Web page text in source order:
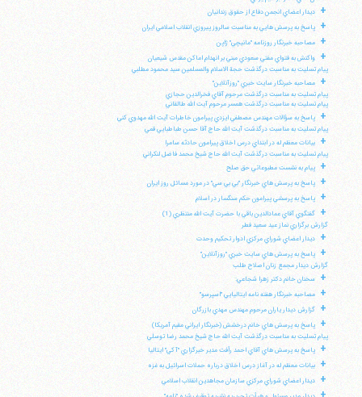
+ ديدار اعضاي انجمن دفاع از حقوق زندانيان
+ پاسخ به پرسش هايي به مناسبت سالروز پيروزي انقلاب اسلامي ايران
+ مصاحبه خبرنگار روزنامه "مانيچي" ژاپن
+
واكنش به فتواي مفتي سعودي مبني بر انهدام اماكن مقدس شيعيان
پيام تسليت به مناسبت درگذشت حجة الاسلام والمسلمين سيد محمود مطلبي
+
مصاحبه خبرنگار سايت خبري "روزآنلاين"
پيام تسليت به مناسبت درگذشت مرحوم آقاي فخرالدين حجازي
پيام تسليت به مناسبت درگذشت همسر مرحوم آيت الله طالقاني
+
پاسخ به سؤالات مهندس مصطفي ايزدي پيرامون خاطرات آيت الله مهدوي كني
پيام تسليت به مناسبت درگذشت آيت الله حاج آقا حسن طباطبايي قمي
+
بيانات معظم له در ابتداي درس اخلاق پيرامون حادثه سامرا
پيام تسليت به مناسبت درگذشت آيت الله حاج شيخ محمد فاضل لنكراني
+ پيام به نشست مطبوعاتي حق صلح
+ پاسخ به پرسش هاي خبرنگار "بي بي سي" در مورد مسائل روز ايران
+ پاسخ به پرسشي پيرامون حكم سنگسار در اسلام
+
گفتگوي آقاي عمادالدين باقي با حضرت آيت الله منتظري (1)
گزارش برگزاري نماز عيد سعيد فطر
+ ديدار اعضاي شوراي مركزي ادوار تحكيم وحدت
+
پاسخ به پرسش هاي سايت خبري "روزآنلاين"
گزارش ديدار مجمع زنان اصلاح طلب
+ سخنان خانم دكتر زهرا شجاعي:
+ مصاحبه خبرنگار هفته نامه ايتاليايي "اسپرسو"
+ گزارش ديدار ياران مرحوم مهندس مهدي بازرگان
+
پاسخ به پرسش هاي خانم درخشش (خبرنگار ايراني مقيم آمريكا)
پيام تسليت به مناسبت درگذشت آيت الله حاج شيخ محمد رضا توسلي
+ پاسخ به پرسش هاي آقاي احمد رأفت مدير خبرگزاري "آكي" ايتاليا
+ بيانات معظم له در آغاز درس اخلاق درباره حملات اسرائيل به غزه
+ ديدار اعضاي شوراي مركزي سازمان مجاهدين انقلاب اسلامي